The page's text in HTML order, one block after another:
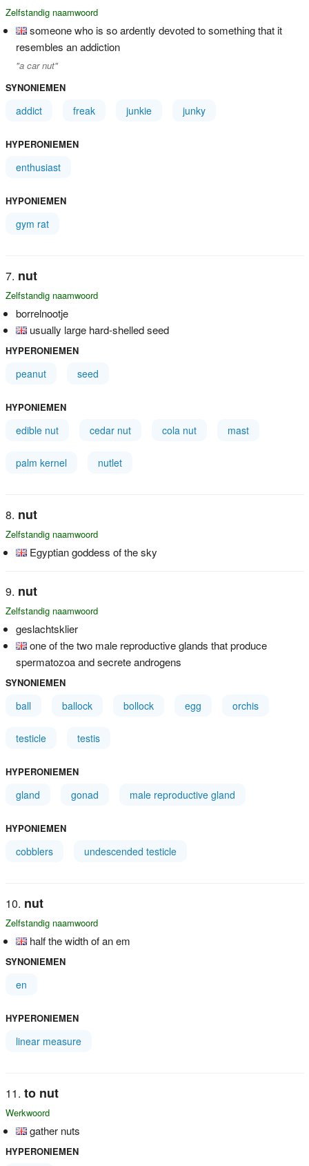
Zelfstandig naamwoord
someone who is so ardently devoted to something that it
resembles an addiction
"a car nut"
SYNONIEMEN
addict freak junkie junky
HYPERONIEMEN
enthusiast
HYPONIEMEN
gym rat
nut
Zelfstandig naamwoord
borrelnootje
usually large hard-shelled seed
HYPERONIEMEN
peanut seed
HYPONIEMEN
edible nut cedar nut cola nut mast
palm kernel nutlet
nut
Zelfstandig naamwoord
Egyptian goddess of the sky
nut
Zelfstandig naamwoord
geslachtsklier
one of the two male reproductive glands that produce
spermatozoa and secrete androgens
SYNONIEMEN
ball ballock bollock egg orchis
testicle testis
HYPERONIEMEN
gland gonad male reproductive gland
HYPONIEMEN
cobblers undescended testicle
nut
Zelfstandig naamwoord
half the width of an em
SYNONIEMEN
en
HYPERONIEMEN
linear measure
to nut
Werkwoord
gather nuts
HYPERONIEMEN